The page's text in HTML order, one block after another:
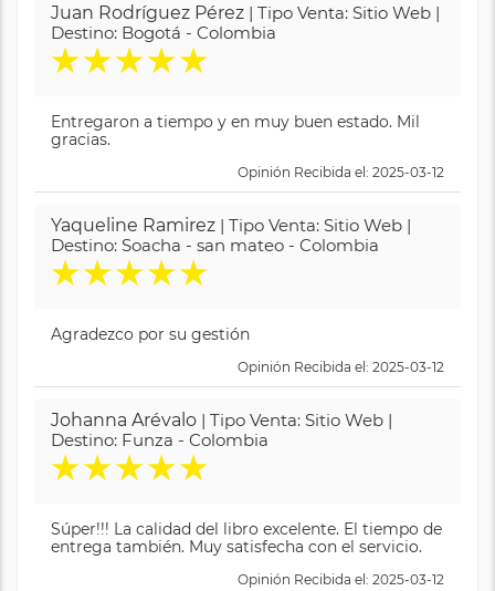
Juan Rodríguez Pérez | Tipo Venta: Sitio Web |
Destino: Bogotá - Colombia
★★★★★
Entregaron a tiempo y en muy buen estado. Mil
gracias.
Opinión Recibida el: 2025-03-12
Yaqueline Ramirez | Tipo Venta: Sitio Web |
Destino: Soacha - san mateo - Colombia
★★★★★
Agradezco por su gestión
Opinión Recibida el: 2025-03-12
Johanna Arévalo | Tipo Venta: Sitio Web |
Destino: Funza - Colombia
★★★★★
Súper!!! La calidad del libro excelente. El tiempo de
entrega también. Muy satisfecha con el servicio.
Opinión Recibida el: 2025-03-12